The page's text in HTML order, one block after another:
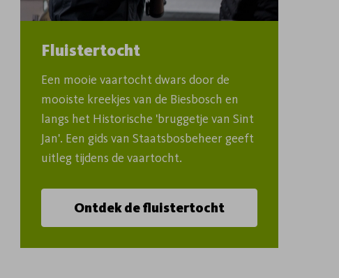
Fluistertocht
Een mooie vaartocht dwars door de
mooiste kreekjes van de Biesbosch en
langs het Historische 'bruggetje van Sint
Jan'. Een gids van Staatsbosbeheer geeft
uitleg tijdens de vaartocht.
Ontdek de fluistertocht